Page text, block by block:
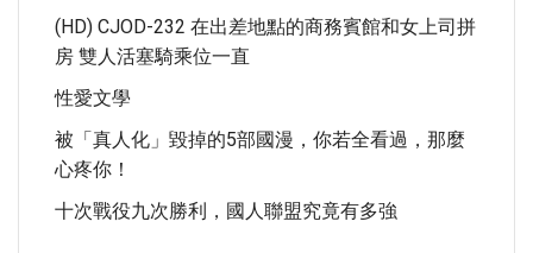
(HD) CJOD-232 在出差地點的商務賓館和女上司拼
房 雙人活塞騎乘位一直
性愛文學
被「真人化」毀掉的5部國漫，你若全看過，那麼
心疼你！
十次戰役九次勝利，國人聯盟究竟有多強